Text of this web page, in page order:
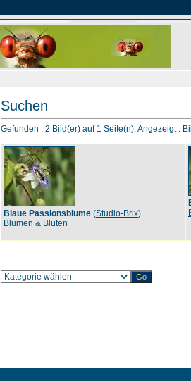
Suchen
Gefunden : 2 Bild(er) auf 1 Seite(n). Angezeigt :
Blaue Passionsblume (Studio-Brix)
Blumen & Blüten